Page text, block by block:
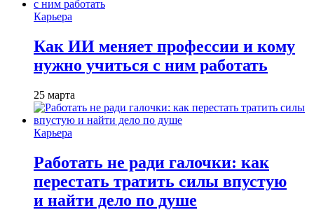
Карьера
Как ИИ меняет профессии и кому
нужно учиться с ним работать
25 марта
Карьера
Работать не ради галочки: как
перестать тратить силы впустую
и найти дело по душе